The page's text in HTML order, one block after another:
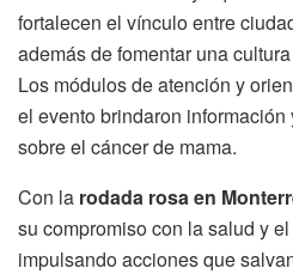
fortalecen el vínculo entre
además de fomentar una
Los módulos de atención y
el evento brindaron
sobre el cáncer de mama.
Con la rodada rosa en
su compromiso con la salud y
impulsando acciones que